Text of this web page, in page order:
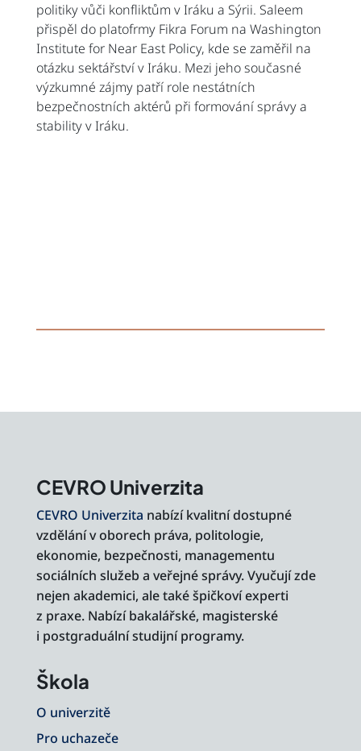
politiky vůči konfliktům v Iráku a Sýrii. Saleem
přispěl do platofrmy Fikra Forum na Washington
Institute for Near East Policy, kde se zaměřil na
otázku sektářství v Iráku. Mezi jeho současné
výzkumné zájmy patří role nestátních
bezpečnostních aktérů při formování správy a
stability v Iráku.
CEVRO Univerzita
CEVRO Univerzita nabízí kvalitní dostupné
vzdělání v oborech práva, politologie,
ekonomie, bezpečnosti, managementu
sociálních služeb a veřejné správy. Vyučují zde
nejen akademici, ale také špičkoví experti
z praxe. Nabízí bakalářské, magisterské
i postgraduální studijní programy.
Škola
O univerzitě
Pro uchazeče